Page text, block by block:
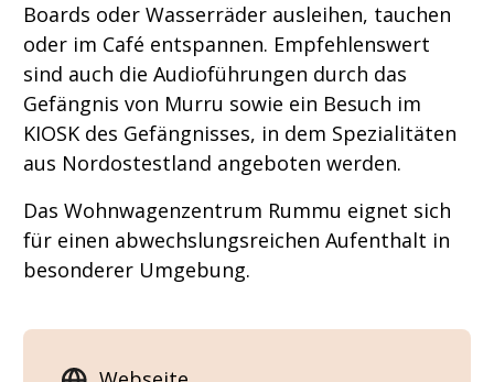
Boards oder Wasserräder ausleihen, tauchen
oder im Café entspannen. Empfehlenswert
sind auch die Audioführungen durch das
Gefängnis von Murru sowie ein Besuch im
KIOSK des Gefängnisses, in dem Spezialitäten
aus Nordostestland angeboten werden.
Das Wohnwagenzentrum Rummu eignet sich
für einen abwechslungsreichen Aufenthalt in
besonderer Umgebung.